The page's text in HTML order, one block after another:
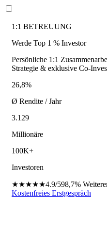
1:1 BETREUUNG
Werde Top 1 % Investor
Persönliche 1:1
Strategie & exklusive Co-
26,8%
Ø Rendite / Jahr
3.129
Millionäre
100K+
Investoren
★★★★★4.9/598,7%
Kostenfreies Erstgespräch